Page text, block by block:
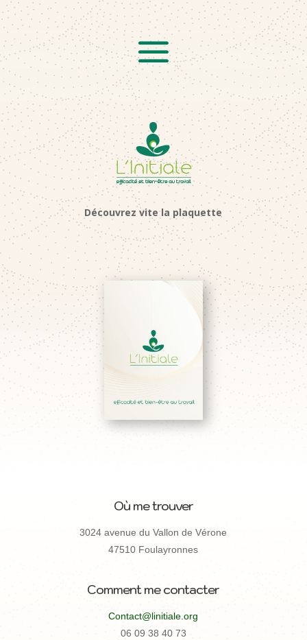
Découvrez vite la plaquette
Où me trouver
3024 avenue du Vallon de Vérone
47510 Foulayronnes
Comment me contacter
Contact@linitiale.org
06 09 38 40 73